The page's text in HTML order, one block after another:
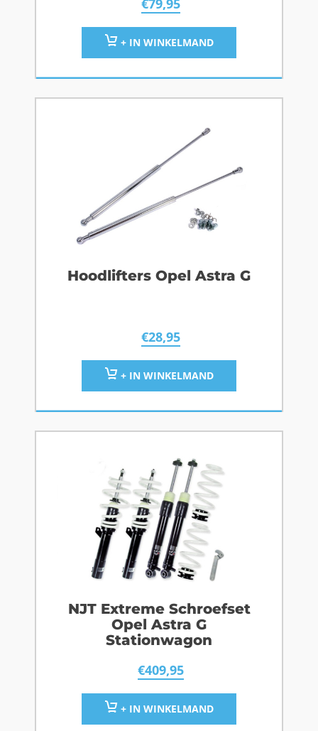
€79,95
+ IN WINKELMAND
Hoodlifters Opel Astra G
€28,95
+ IN WINKELMAND
NJT Extreme Schroefset
Opel Astra G
Stationwagon
€409,95
+ IN WINKELMAND